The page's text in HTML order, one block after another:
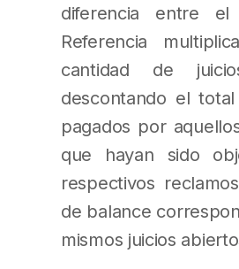
diferencia entre el
Referencia
cantidad de
descontando el
pagados por
que hayan sido
respectivos
de balance
mismos juicios